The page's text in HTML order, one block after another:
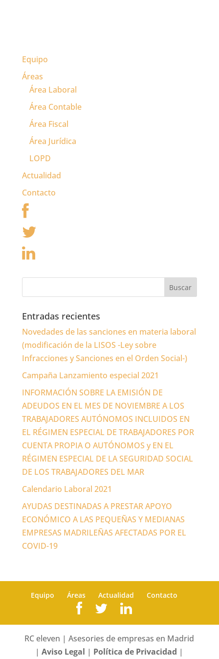
Equipo
Áreas
Área Laboral
Área Contable
Área Fiscal
Área Jurídica
LOPD
Actualidad
Contacto
Entradas recientes
Novedades de las sanciones en materia laboral
(modificación de la LISOS -Ley sobre
Infracciones y Sanciones en el Orden Social-)
Campaña Lanzamiento especial 2021
INFORMACIÓN SOBRE LA EMISIÓN DE
ADEUDOS EN EL MES DE NOVIEMBRE A LOS
TRABAJADORES AUTÓNOMOS INCLUIDOS EN
EL RÉGIMEN ESPECIAL DE TRABAJADORES POR
CUENTA PROPIA O AUTÓNOMOS y EN EL
RÉGIMEN ESPECIAL DE LA SEGURIDAD SOCIAL
DE LOS TRABAJADORES DEL MAR
Calendario Laboral 2021
AYUDAS DESTINADAS A PRESTAR APOYO
ECONÓMICO A LAS PEQUEÑAS Y MEDIANAS
EMPRESAS MADRILEÑAS AFECTADAS POR EL
COVID-19
Equipo Áreas Actualidad Contacto
RC eleven | Asesories de empresas en Madrid
|Aviso Legal | Política de Privacidad |